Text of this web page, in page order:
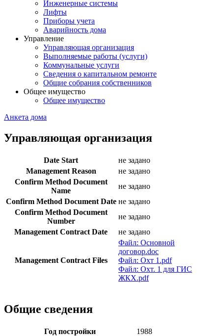
Инженерные системы
Лифты
Приборы учета
Аварийность дома
Управление
Управляющая организация
Выполняемые работы (услуги)
Коммунальные услуги
Сведения о капитальном ремонте
Общие собрания собственников
Общее имущество
Общее имущество
Анкета дома
Управляющая организация
Date Start
не задано
Management Reason
не задано
Confirm Method Document
Name
не задано
Confirm Method Document Date не задано
Confirm Method Document
Number
не задано
Management Contract Date
не задано
Management Contract Files
Файл: Основной
договор.doc
Файл: Охт 1.pdf
Файл: Охт. 1 для ГИС
ЖКХ.pdf
Общие сведения
Год постройки
1988